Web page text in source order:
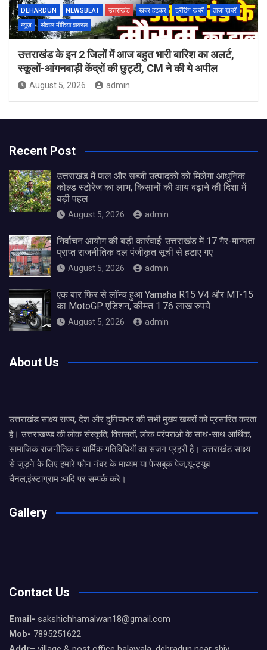
DEHARDUN NEWSBEAT उत्तराखंड खबर हटकर ट्रेंडिंग खबरें
ताज़ा ख़बरें
न्यूज़
सोशल मीडिया वायरल
उत्तराखंड के इन 2 जिलों में आज बहुत भारी बारिश का अलर्ट,
स्कूलों-आंगनबाड़ी केंद्रों की छुट्टी, CM ने की ये अपील
August 5, 2026 admin
Recent Post
उत्तराखंड में फल और सब्जी उत्पादकों को मिलेगा आधुनिक
कोल्ड स्टोरेज का लाभ, किसानों की आय बढ़ाने की दिशा में
बड़ी पहल
August 5, 2026 admin
निर्वाचन आयोग की बड़ी कार्रवाई: उत्तराखंड में 17 गैर-मान्यता
प्राप्त राजनीतिक दल पंजीकृत सूची से हटाए गए
August 5, 2026 admin
एक बार फिर से लॉन्च हुआ Yamaha R15 V4 और MT-15
का MotoGP एडिशन, कीमत 1.76 लाख रुपये
August 5, 2026 admin
About Us
उत्तराखंड साक्ष्य राज्य, देश और दुनियाभर की सभी मुख्य खबरों को प्रसारित करता
है। उत्तराखण्ड की लोक संस्कृति, विरासतों, लोक परंपराओ के साथ-साथ आर्थिक,
सामाजिक राजनीतिक व धार्मिक गतिविधियों का सजग प्रहरी है। उत्तराखंड साक्ष्य
से जुड़ने के लिए हमारे फोन नंबर के माध्यम या फेसबुक पेज,यू-ट्यूब
चैनल,इंस्टाग्राम आदि पर सम्पर्क करे।
Gallery
Contact Us
Email- sakshichhamalwan18@gmail.com
Mob- 7895251622